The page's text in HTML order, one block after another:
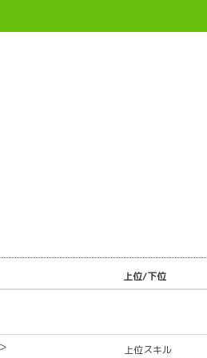
上位/下位
上位スキル